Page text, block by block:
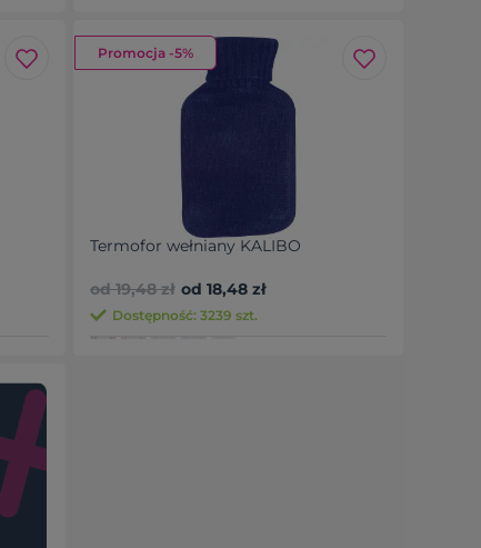
Promocja -5%
Termofor wełniany KALIBO
od 19,48 zł od 18,48 zł
Dostępność: 3239 szt.